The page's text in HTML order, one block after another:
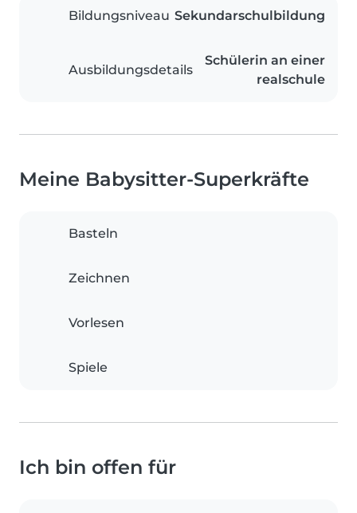
Bildungsniveau Sekundarschulbildung
Ausbildungsdetails
Schülerin an einer
realschule
Meine Babysitter-Superkräfte
Basteln
Zeichnen
Vorlesen
Spiele
Ich bin offen für